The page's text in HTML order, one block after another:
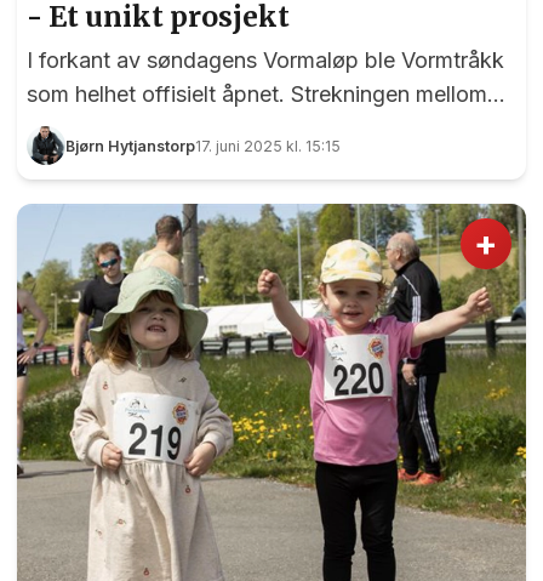
- Et unikt prosjekt
I forkant av søndagens Vormaløp ble Vormtråkk
som helhet offisielt åpnet. Strekningen mellom
Eidsvoll og Minnesund har blitt tilgjengelig i to
etapper, og den første delen fra
for to år siden . Men nå er hele strekningen
åpnet for publikum, og det var en stolt ordfører
Nina Kristengård som fikk æren av å klippe
snora.
Bjørn Hytjanstorp17. juni 2025 kl. 15:15
+